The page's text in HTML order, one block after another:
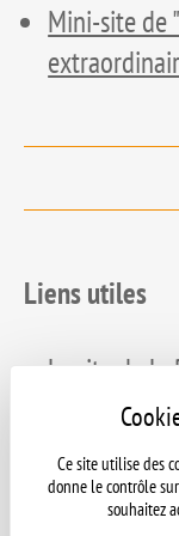
Ce site utilise des
donne le contrôle
souhaitez
Mini-site de
Liens utiles
Le site de
Le site de
Le site de